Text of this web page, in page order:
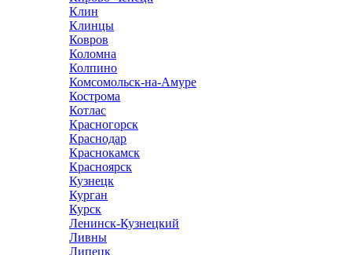
Клин
Клинцы
Ковров
Коломна
Колпино
Комсомольск-на-Амуре
Кострома
Котлас
Красногорск
Краснодар
Краснокамск
Красноярск
Кузнецк
Курган
Курск
Ленинск-Кузнецкий
Ливны
Липецк